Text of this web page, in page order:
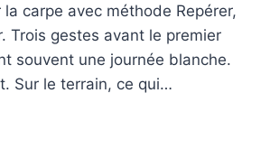
carpe avec méthode Repérer,
Trois gestes avant le premier
souvent une journée blanche.
Sur le terrain, ce qui…